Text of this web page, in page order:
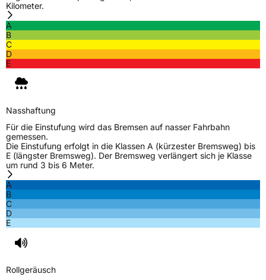
Kilometer.
A
B
C
D
E
Nasshaftung
Für die Einstufung wird das Bremsen auf nasser Fahrbahn
gemessen.
Die Einstufung erfolgt in die Klassen A (kürzester Bremsweg) bis
E (längster Bremsweg). Der Bremsweg verlängert sich je Klasse
um rund 3 bis 6 Meter.
A
B
C
D
E
Rollgeräusch